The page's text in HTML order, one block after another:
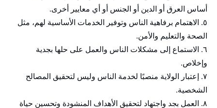
أساس العرق أو الدين أو الجنس أو أي معايير أخرى.
٥. الاهتمام برفاهية الناس وتوفير الخدمات الأساسية لهم، مثل
الصحة والتعليم والأمن.
٦. الاستماع إلى مشكلات الناس والعمل على حلها بجدية
وإخلاص.
٧. إعتبار الولاية منصبًا لخدمة الناس وليس لتحقيق المصالح
الشخصية.
٨. العمل بجد واجتهاد لتحقيق الأهداف المنشودة وتحسين حياة